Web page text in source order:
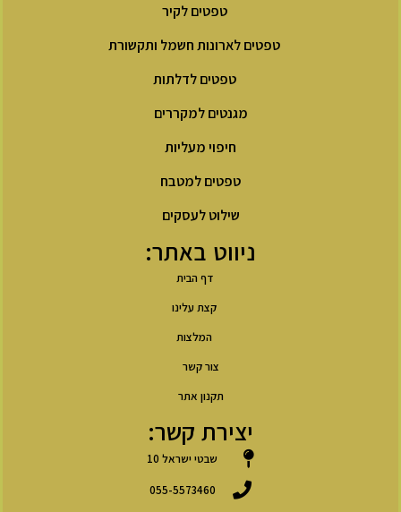
טפטים לקיר
טפטים לארונות חשמל ותקשורת
טפטים לדלתות
מגנטים למקררים
חיפוי מעליות
טפטים למטבח
שילוט לעסקים
ניווט באתר:
דף הבית
קצת עלינו
המלצות
צור קשר
תקנון אתר
יצירת קשר:
שבטי ישראל 10
055-5573460